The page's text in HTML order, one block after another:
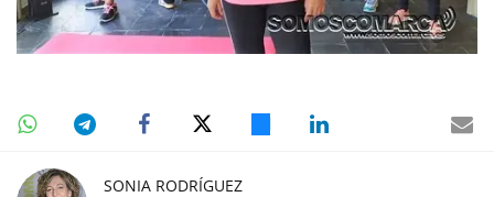
SONIA RODRÍGUEZ